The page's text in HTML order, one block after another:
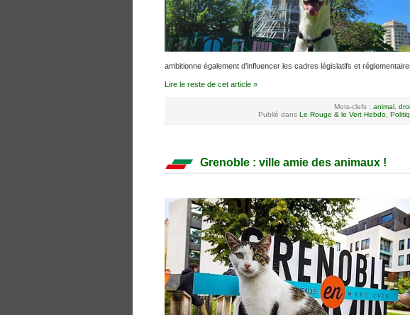
ambitionne également d’influencer les cadres législatifs et
Lire le reste de cet article »
Mots-clefs : animal,
Publié dans Le Rouge & le Vert Hebdo,
Grenoble : ville amie des animaux !